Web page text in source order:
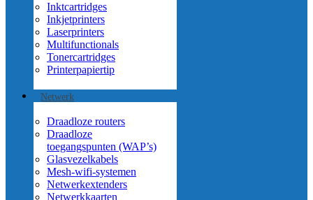
Inktcartridges
Inkjetprinters
Laserprinters
Multifunctionals
Tonercartridges
Printerpapiertip
Netwerk
Draadloze routers
Draadloze
toegangspunten (WAP’s)
Glasvezelkabels
Mesh-wifi-systemen
Netwerkextenders
Netwerkkaarten